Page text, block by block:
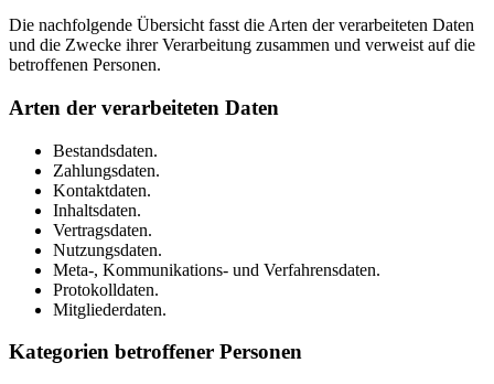
Die nachfolgende Übersicht fasst die Arten der verarbeiteten Daten
und die Zwecke ihrer Verarbeitung zusammen und verweist auf die
betroffenen Personen.
Arten der verarbeiteten Daten
Bestandsdaten.
Zahlungsdaten.
Kontaktdaten.
Inhaltsdaten.
Vertragsdaten.
Nutzungsdaten.
Meta-, Kommunikations- und Verfahrensdaten.
Protokolldaten.
Mitgliederdaten.
Kategorien betroffener Personen